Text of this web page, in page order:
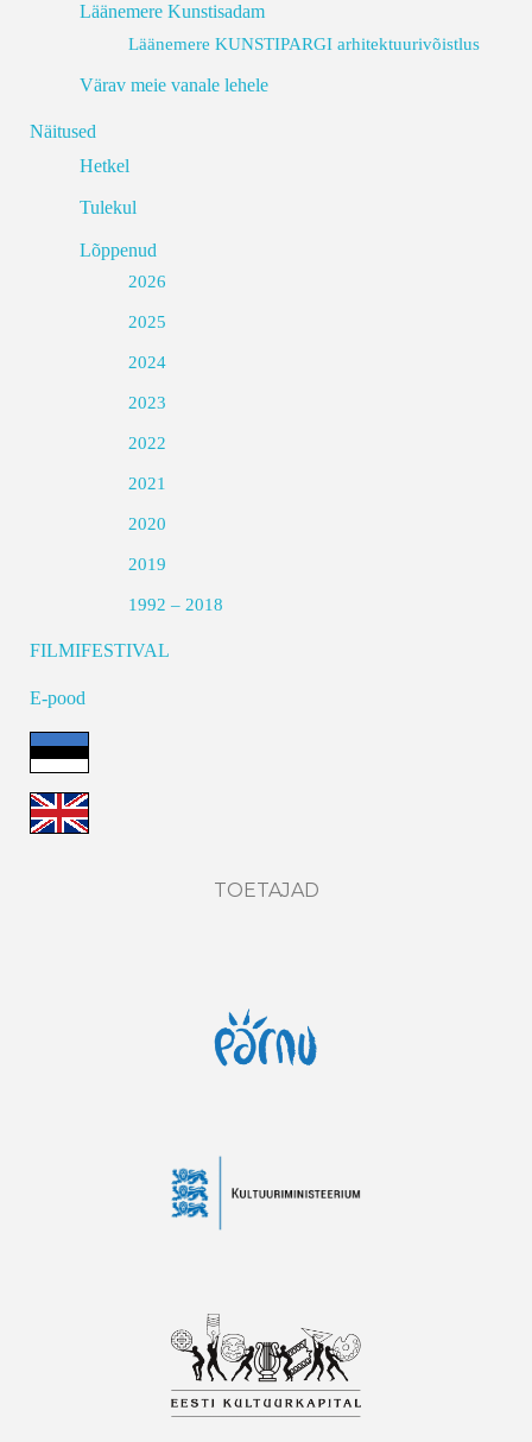
Läänemere Kunstisadam
Läänemere KUNSTIPARGI arhitektuurivõistlus
Värav meie vanale lehele
Näitused
Hetkel
Tulekul
Lõppenud
2026
2025
2024
2023
2022
2021
2020
2019
1992 – 2018
FILMIFESTIVAL
E-pood
TOETAJAD